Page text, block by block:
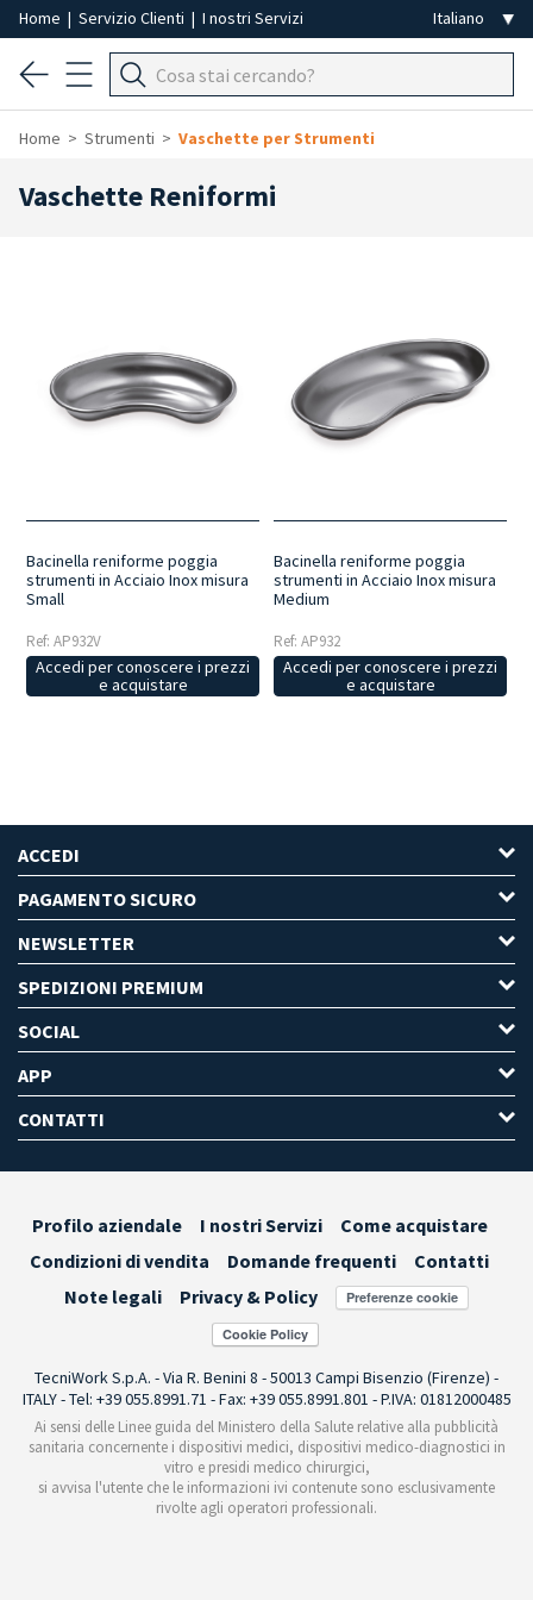
Home | Servizio Clienti | I nostri Servizi
Home Strumenti Vaschette per Strumenti
Vaschette Reniformi
Bacinella reniforme poggia
strumenti in Acciaio Inox misura
Small
Ref: AP932V
Accedi per conoscere i prezzi
e acquistare
Bacinella reniforme poggia
strumenti in Acciaio Inox misura
Medium
Ref: AP932
Accedi per conoscere i prezzi
e acquistare
ACCEDI
PAGAMENTO SICURO
NEWSLETTER
SPEDIZIONI PREMIUM
SOCIAL
APP
CONTATTI
Profilo aziendale I nostri Servizi
Come acquistare
Condizioni di vendita
Domande frequenti
Contatti
Note legali
Privacy & Policy Preferenze cookie
TecniWork S.p.A. - Via R. Benini 8 - 50013 Campi Bisenzio (Firenze) -
ITALY - Tel: +39 055.8991.71 - Fax: +39 055.8991.801 - P.IVA: 01812000485
Ai sensi delle Linee guida del Ministero della Salute relative alla pubblicità
sanitaria concernente i dispositivi medici, dispositivi medico-diagnostici in
vitro e presidi medico chirurgici,
si avvisa l'utente che le informazioni ivi contenute sono esclusivamente
rivolte agli operatori professionali.